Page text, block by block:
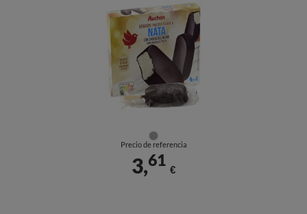
Precio de referencia
3,61
€